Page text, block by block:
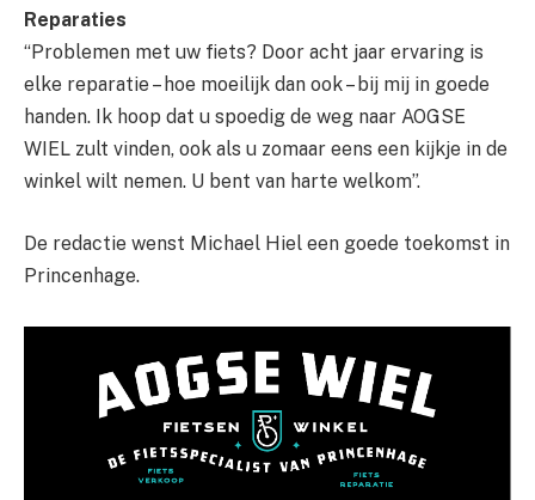
Reparaties
“Problemen met uw fiets? Door acht jaar ervaring is
elke reparatie – hoe moeilijk dan ook – bij mij in goede
handen. Ik hoop dat u spoedig de weg naar AOGSE
WIEL zult vinden, ook als u zomaar eens een kijkje in de
winkel wilt nemen. U bent van harte welkom”.
De redactie wenst Michael Hiel een goede toekomst in
Princenhage.